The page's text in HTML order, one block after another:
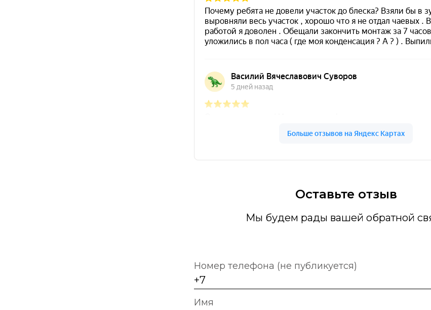
Оставьте отзыв
Мы будем рады вашей обратной
Номер телефона (не публикуется)
Имя